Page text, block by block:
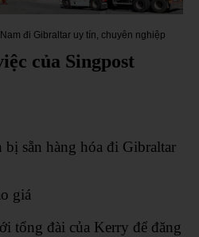
đi Gibraltar uy tín, chuyên nghiệp
của Singpost
sẵn hàng hóa đi Gibraltar
giá
tổng đài của Kerry để đăng